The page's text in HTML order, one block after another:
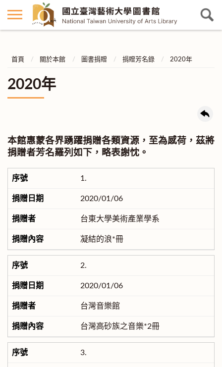
首頁 關於本館 圖書捐贈 捐贈芳名錄 2020年
2020年
本館惠蒙各界踴躍捐贈各類資源，至為感荷，茲將
捐贈者芳名羅列如下，略表謝忱。
1.
2020/01/06
台東大學美術產業學系
凝結的浪*冊
2.
2020/01/06
台灣音樂館
台灣高砂族之音樂*2冊
3.